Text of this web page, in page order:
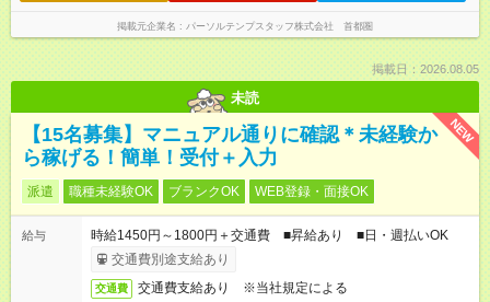
掲載元企業名 パーソルテンプスタッフ株式会社 首都圏
掲載日：2026.08.05
未読
NEW
【15名募集】マニュアル通りに確認＊未経験か
ら稼げる！簡単！受付＋入力
派遣 職種未経験OK ブランクOK WEB登録・面接OK
給与
時給1450円～1800円＋交通費 ■昇給あり ■日・週払いOK
交通費別途支給あり
交通費 交通費支給あり ※当社規定による